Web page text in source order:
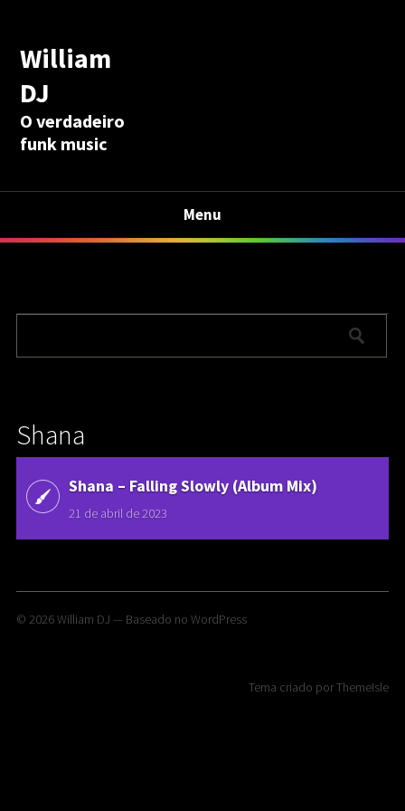
William
DJ
O verdadeiro
funk music
Menu
Shana
Shana ‎– Falling Slowly (Album Mix)
21 de abril de 2023
© 2026William DJ — Baseado no WordPress
Tema criado porThemeIsle